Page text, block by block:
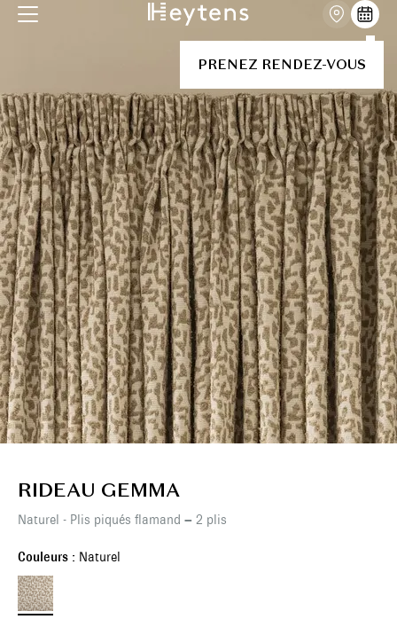
PRENEZ RENDEZ-VOUS
RIDEAU GEMMA
Naturel - Plis piqués flamand – 2 plis
Couleurs : Naturel